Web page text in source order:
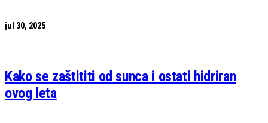
jul 30, 2025
Kako se zaštititi od sunca i ostati hidriran
ovog leta